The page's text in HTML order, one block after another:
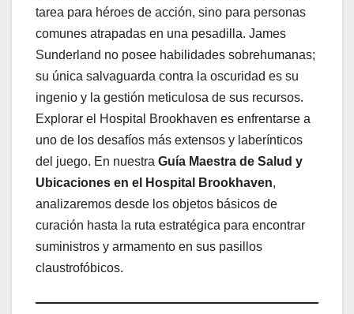
tarea para héroes de acción, sino para personas
comunes atrapadas en una pesadilla. James
Sunderland no posee habilidades sobrehumanas;
su única salvaguarda contra la oscuridad es su
ingenio y la gestión meticulosa de sus recursos.
Explorar el Hospital Brookhaven es enfrentarse a
uno de los desafíos más extensos y laberínticos
del juego. En nuestra Guía Maestra de Salud y
Ubicaciones en el Hospital Brookhaven,
analizaremos desde los objetos básicos de
curación hasta la ruta estratégica para encontrar
suministros y armamento en sus pasillos
claustrofóbicos.